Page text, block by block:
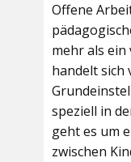
Offene
mehr als ein
handelt sich
speziell in
geht es um
zwischen